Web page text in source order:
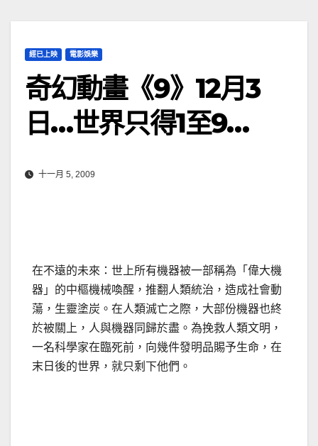
經已上映 電影娛樂
奇幻動畫《9》12月3
日…世界只得1至9…
十一月 5, 2009
在不遠的未來：世上所有機器被一部稱為「偉大機
器」的中樞機械喚醒，推翻人類統治，造成社會動
蕩，生靈塗炭。在人類滅亡之際，大部份機器也終
於被關上，人與機器同歸於盡。為挽救人類文明，
一名科學家在臨死前，向幾件發明品賜予生命，在
末日後的世界，就只剩下他們。